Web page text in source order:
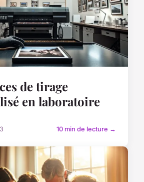
de tirage
en laboratoire
10 min de lecture →